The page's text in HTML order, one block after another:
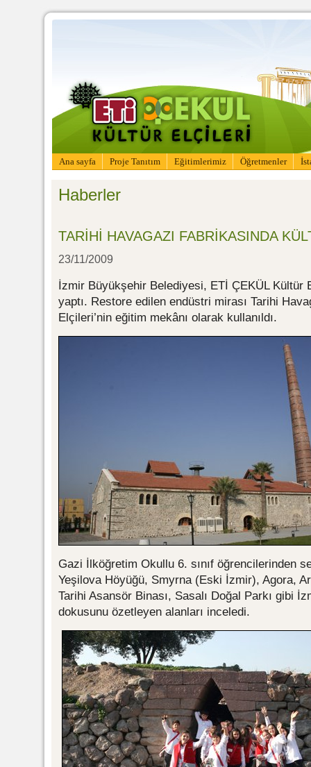
Ana sayfa Proje Tanıtım Eğitimlerimiz Öğretmenler
Haberler
TARİHİ HAVAGAZI FABRİKASINDA
23/11/2009
İzmir Büyükşehir Belediyesi, ETİ ÇEKÜL Kültür
yaptı. Restore edilen endüstri mirası Tarihi
Elçileri’nin eğitim mekânı olarak kullanıldı.
Gazi İlköğretim Okullu 6. sınıf öğrencilerinden
Yeşilova Höyüğü, Smyrna (Eski İzmir), Agora,
Tarihi Asansör Binası, Sasalı Doğal Parkı gibi
dokusunu özetleyen alanları inceledi.